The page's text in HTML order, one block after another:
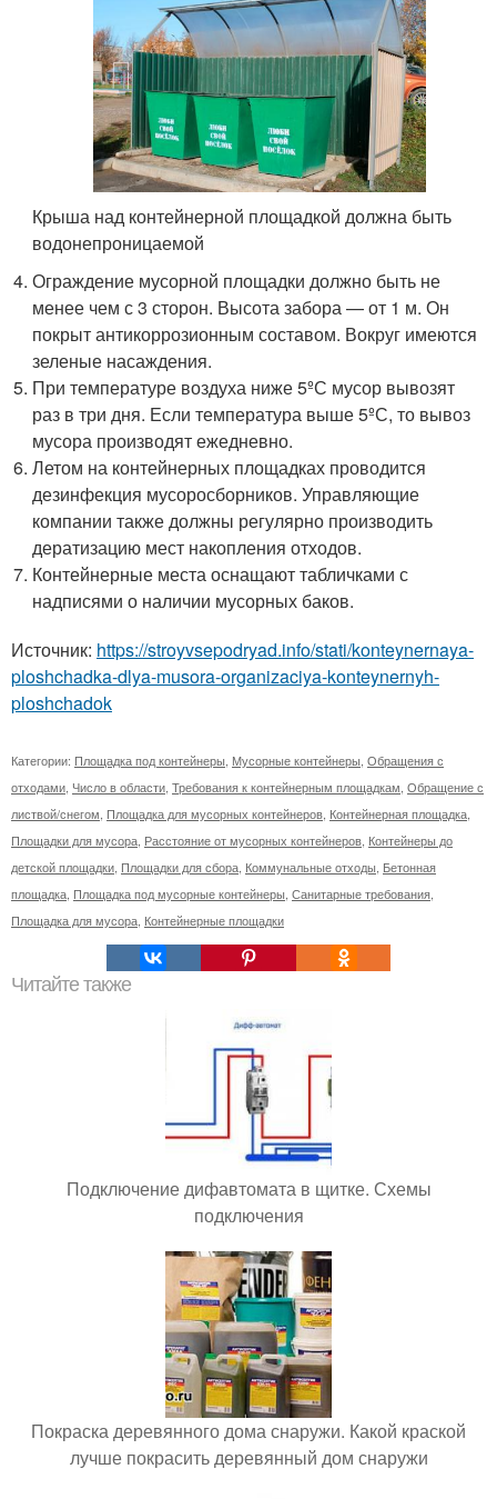
Крыша над контейнерной площадкой должна быть
водонепроницаемой
Ограждение мусорной площадки должно быть не
менее чем с 3 сторон. Высота забора — от 1 м. Он
покрыт антикоррозионным составом. Вокруг имеются
зеленые насаждения.
При температуре воздуха ниже 5ºС мусор вывозят
раз в три дня. Если температура выше 5ºС, то вывоз
мусора производят ежедневно.
Летом на контейнерных площадках проводится
дезинфекция мусоросборников. Управляющие
компании также должны регулярно производить
дератизацию мест накопления отходов.
Контейнерные места оснащают табличками с
надписями о наличии мусорных баков.
Источник: https://stroyvsepodryad.info/stati/konteynernaya-
ploshchadka-dlya-musora-organizaciya-konteynernyh-
ploshchadok
Категории: Площадка под контейнеры Мусорные контейнеры Обращения с
отходами Число в области Требования к контейнерным площадкам Обращение с
листвой/снегом Площадка для мусорных контейнеров Контейнерная площадка
Площадки для мусора Расстояние от мусорных контейнеров Контейнеры до
детской площадки Площадки для сбора Коммунальные отходы Бетонная
площадка Площадка под мусорные контейнеры Санитарные требования
Площадка для мусора Контейнерные площадки
Читайте также
Подключение дифавтомата в щитке. Схемы
подключения
Покраска деревянного дома снаружи. Какой краской
лучше покрасить деревянный дом снаружи